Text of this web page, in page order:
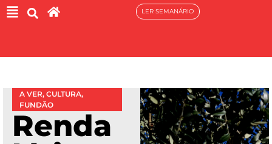
LER SEMANÁRIO
A VER, CULTURA,
FUNDÃO
Renda